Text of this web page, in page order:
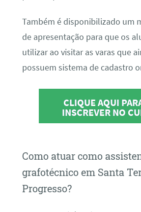
Também é disponibilizado um
de apresentação para que os
utilizar ao visitar as varas que
possuem sistema de cadastro
CLIQUE AQUI
INSCREVER NO
Como atuar como
grafotécnico em Santa
Progresso?